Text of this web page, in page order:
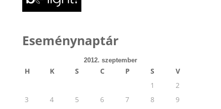
Eseménynaptár
2012. szeptember
H K S C P S
V
1
2
3
4 5 6 7 8
9